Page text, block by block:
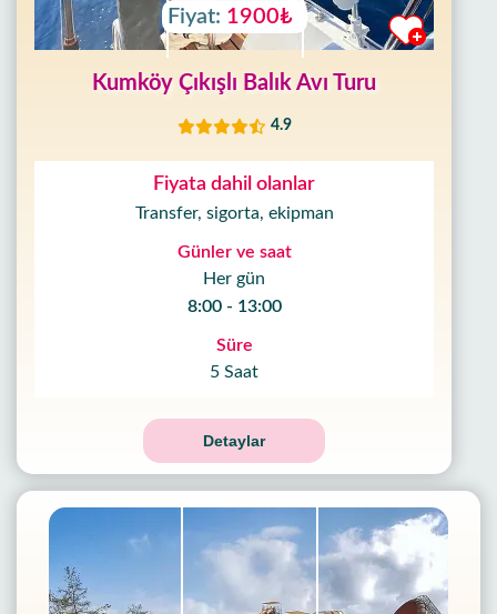
Fiyat: 1900₺
Kumköy Çıkışlı Balık Avı Turu
4.9
Fiyata dahil olanlar
Transfer, sigorta, ekipman
Günler ve saat
Her gün
8:00 - 13:00
Süre
5 Saat
Detaylar